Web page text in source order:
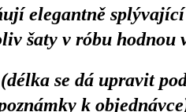
elegantně
šaty v róbu hodnou
se dá upravit
k